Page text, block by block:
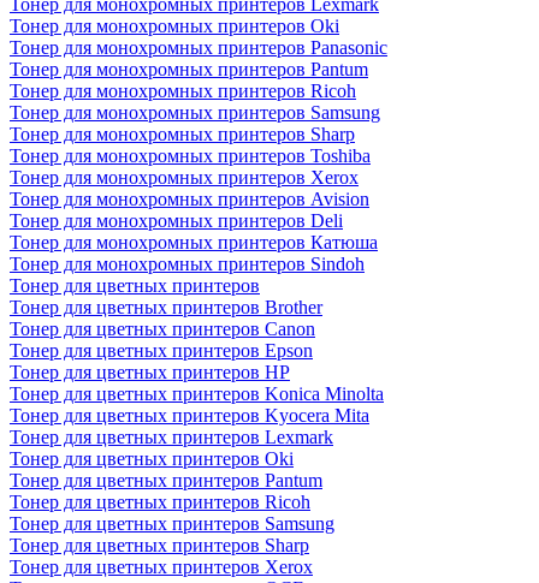
Тонер для монохромных принтеров Lexmark
Тонер для монохромных принтеров Oki
Тонер для монохромных принтеров Panasonic
Тонер для монохромных принтеров Pantum
Тонер для монохромных принтеров Ricoh
Тонер для монохромных принтеров Samsung
Тонер для монохромных принтеров Sharp
Тонер для монохромных принтеров Toshiba
Тонер для монохромных принтеров Xerox
Тонер для монохромных принтеров Avision
Тонер для монохромных принтеров Deli
Тонер для монохромных принтеров Катюша
Тонер для монохромных принтеров Sindoh
Тонер для цветных принтеров
Тонер для цветных принтеров Brother
Тонер для цветных принтеров Canon
Тонер для цветных принтеров Epson
Тонер для цветных принтеров HP
Тонер для цветных принтеров Konica Minolta
Тонер для цветных принтеров Kyocera Mita
Тонер для цветных принтеров Lexmark
Тонер для цветных принтеров Oki
Тонер для цветных принтеров Pantum
Тонер для цветных принтеров Ricoh
Тонер для цветных принтеров Samsung
Тонер для цветных принтеров Sharp
Тонер для цветных принтеров Xerox